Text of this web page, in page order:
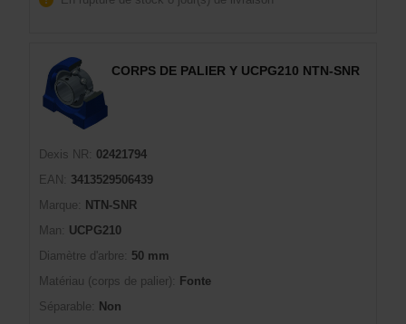
CORPS DE PALIER Y UCPG210 NTN-SNR
Dexis NR:
02421794
EAN:
3413529506439
Marque:
NTN-SNR
Man:
UCPG210
Diamètre d'arbre:
50 mm
Matériau (corps de palier):
Fonte
Séparable:
Non